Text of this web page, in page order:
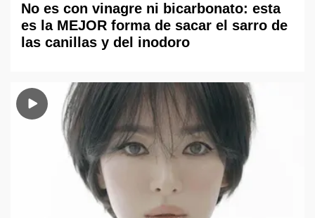
No es con vinagre ni bicarbonato: esta
es la MEJOR forma de sacar el sarro de
las canillas y del inodoro